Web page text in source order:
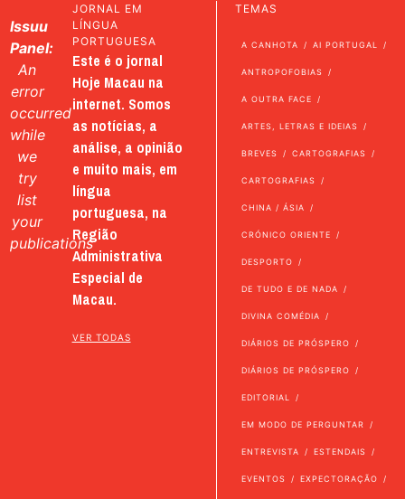
Issuu
Panel:
An
error
occurred
while
we
try
list
your
publications
JORNAL EM
LÍNGUA
PORTUGUESA
Este é o jornal
Hoje Macau na
internet. Somos
as notícias, a
análise, a opinião
e muito mais, em
língua
portuguesa, na
Região
Administrativa
Especial de
Macau.
VER TODAS
TEMAS
A CANHOTA AI PORTUGAL
ANTROPOFOBIAS
A OUTRA FACE
ARTES, LETRAS E IDEIAS
BREVES CARTOGRAFIAS
CARTOGRAFIAS
CHINA / ÁSIA
CRÓNICO ORIENTE
DESPORTO
DE TUDO E DE NADA
DIVINA COMÉDIA
DIÁRIOS DE PRÓSPERO
DIÁRIOS DE PRÓSPERO
EDITORIAL
EM MODO DE PERGUNTAR
ENTREVISTA ESTENDAIS
EVENTOS EXPECTORAÇÃO